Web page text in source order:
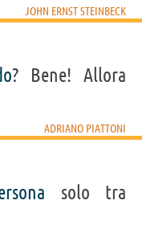
JOHN ERNST STEINBECK
? Bene! Allora
ADRIANO PIATTONI
solo tra